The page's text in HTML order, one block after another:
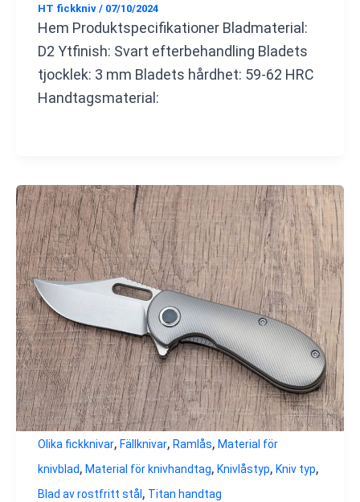
HT fickkniv / 07/10/2024
Hem Produktspecifikationer Bladmaterial:
D2 Ytfinish: Svart efterbehandling Bladets
tjocklek: 3 mm Bladets hårdhet: 59-62 HRC
Handtagsmaterial:
Olika fickknivar, Fällknivar, Ramlås, Material för
knivblad, Material för knivhandtag, Knivlåstyp, Kniv typ,
Blad av rostfritt stål , Titan handtag